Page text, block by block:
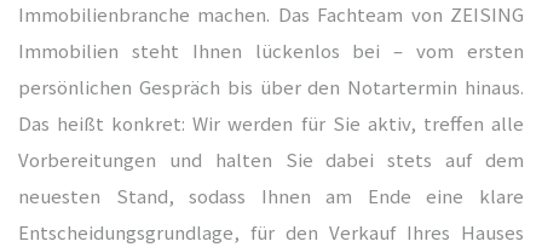
Immobilienbranche machen. Das Fachteam von ZEISING
Immobilien steht Ihnen lückenlos bei – vom ersten
persönlichen Gespräch bis über den Notartermin hinaus.
Das heißt konkret: Wir werden für Sie aktiv, treffen alle
Vorbereitungen und halten Sie dabei stets auf dem
neuesten Stand, sodass Ihnen am Ende eine klare
Entscheidungsgrundlage, für den Verkauf Ihres Hauses